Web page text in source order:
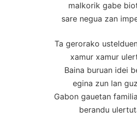
malkorik gabe
sare negua zan
Ta gerorako
xamur xamur
Baina buruan idei
egina zun lan
Gabon gauetan
berandu